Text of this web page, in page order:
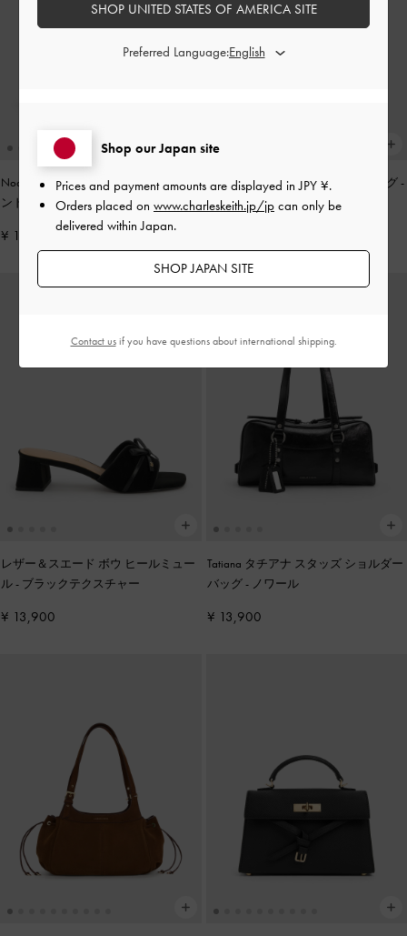
Noane ノアン イーロンゲイティドハ
ンドルショルダーバッグ -ワインベリ
¥ 13,900
Zephy ゼフィ タッセル トートバッグ-
ブラック
レザー＆スエード ボウ ヒールミュー
ル- ブラックテクスチャー
¥ 13,900
Tatiana タチアナ スタッズ ショルダー
バッグ- ノワール
¥ 13,900
Shop our Japan site
Prices and payment amounts are displayed inJPY ¥.
Orders placed on www.charleskeith.jp/jp can only be
delivered within Japan.
SHOP JAPAN SITE
SHOP UNITED STATES OF AMERICA SITE
Preferred Language:
Contact usif you have questions about international shipping.